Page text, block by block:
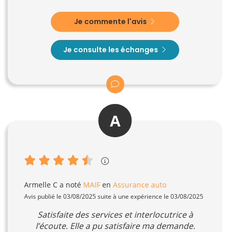
Je commente l'avis
Je consulte les échanges
A
Armelle C a noté MAIF en Assurance auto
Avis publié le 03/08/2025 suite à une expérience le 03/08/2025
Satisfaite des services et interlocutrice à
l’écoute. Elle a pu satisfaire ma demande.